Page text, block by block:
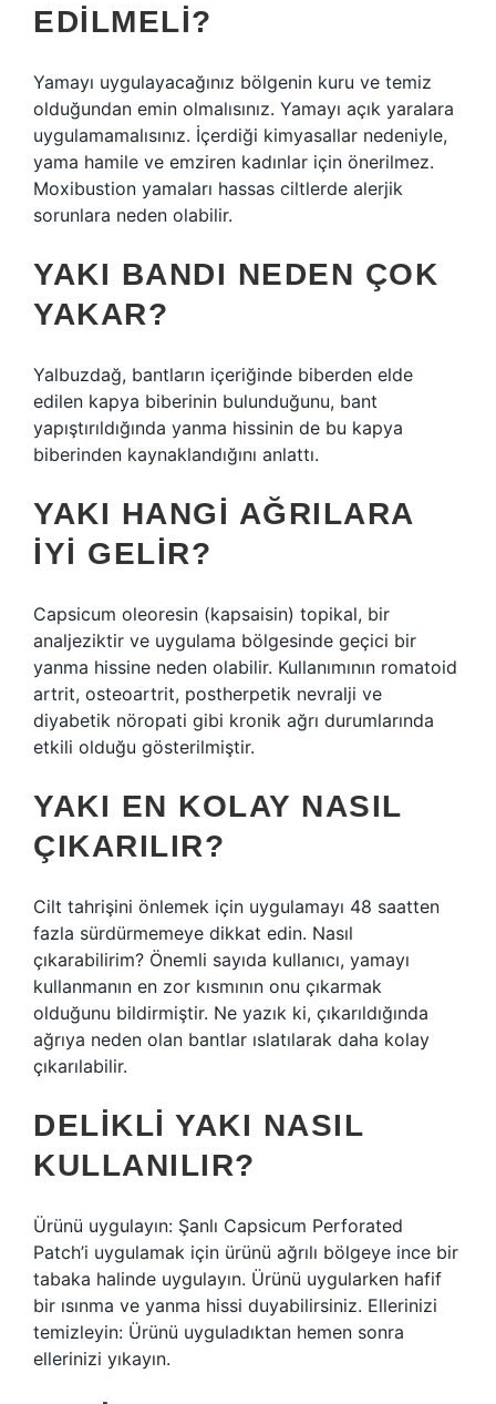
EDILMELI?
Yamayı uygulayacağınız bölgenin kuru ve temiz
olduğundan emin olmalısınız. Yamayı açık yaralara
uygulamamalısınız. İçerdiği kimyasallar nedeniyle,
yama hamile ve emziren kadınlar için önerilmez.
Moxibustion yamaları hassas ciltlerde alerjik
sorunlara neden olabilir.
YAKI BANDI NEDEN ÇOK
YAKAR?
Yalbuzdağ, bantların içeriğinde biberden elde
edilen kapya biberinin bulunduğunu, bant
yapıştırıldığında yanma hissinin de bu kapya
biberinden kaynaklandığını anlattı.
YAKI HANGI AĞRILARA
IYI GELIR?
Capsicum oleoresin (kapsaisin) topikal, bir
analjeziktir ve uygulama bölgesinde geçici bir
yanma hissine neden olabilir. Kullanımının romatoid
artrit, osteoartrit, postherpetik nevralji ve
diyabetik nöropati gibi kronik ağrı durumlarında
etkili olduğu gösterilmiştir.
YAKI EN KOLAY NASIL
ÇIKARILIR?
Cilt tahrişini önlemek için uygulamayı 48 saatten
fazla sürdürmemeye dikkat edin. Nasıl
çıkarabilirim? Önemli sayıda kullanıcı, yamayı
kullanmanın en zor kısmının onu çıkarmak
olduğunu bildirmiştir. Ne yazık ki, çıkarıldığında
ağrıya neden olan bantlar ıslatılarak daha kolay
çıkarılabilir.
DELIKLI YAKI NASIL
KULLANILIR?
Ürünü uygulayın: Şanlı Capsicum Perforated
Patch’i uygulamak için ürünü ağrılı bölgeye ince bir
tabaka halinde uygulayın. Ürünü uygularken hafif
bir ısınma ve yanma hissi duyabilirsiniz. Ellerinizi
temizleyin: Ürünü uyguladıktan hemen sonra
ellerinizi yıkayın.